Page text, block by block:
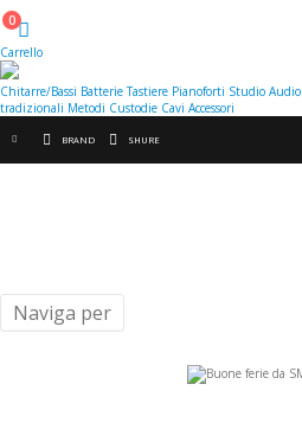
Cart
0
Carrello
Chitarre/Bassi Batterie Tastiere Pianoforti Studio Audio
tradizionali Metodi Custodie Cavi Accessori
BRAND SHURE
Naviga per